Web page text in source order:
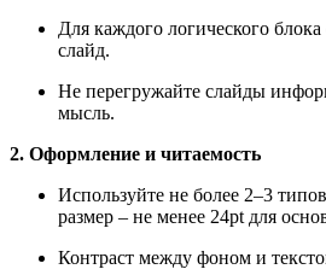
Для каждого логического
слайд.
Не перегружайте слайды
мысль.
2. Оформление и читаемость
Используйте не более 2–3
размер – не менее 24pt для
Контраст между фоном и